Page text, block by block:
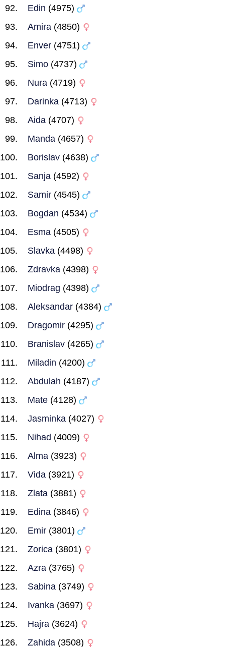
Edin (4975)
Amira (4850)
Enver (4751)
Simo (4737)
Nura (4719)
Darinka (4713)
Aida (4707)
Manda (4657)
Borislav (4638)
Sanja (4592)
Samir (4545)
Bogdan (4534)
Esma (4505)
Slavka (4498)
Zdravka (4398)
Miodrag (4398)
Aleksandar (4384)
Dragomir (4295)
Branislav (4265)
Miladin (4200)
Abdulah (4187)
Mate (4128)
Jasminka (4027)
Nihad (4009)
Alma (3923)
Vida (3921)
Zlata (3881)
Edina (3846)
Emir (3801)
Zorica (3801)
Azra (3765)
Sabina (3749)
Ivanka (3697)
Hajra (3624)
Zahida (3508)